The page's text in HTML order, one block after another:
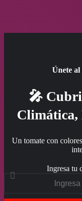
Únete
🎤
Climática,
Un tomate con
Ingresa tu